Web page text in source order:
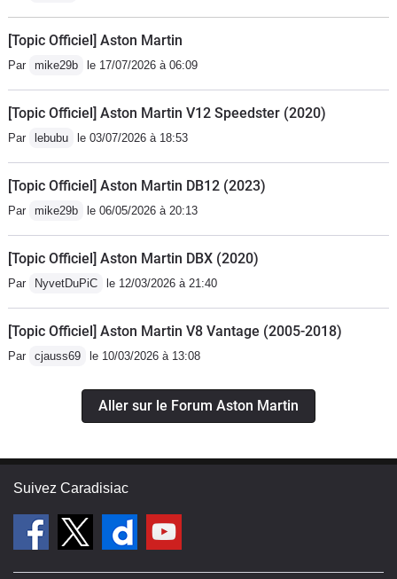
[Topic Officiel] Aston Martin
Par mike29b le 17/07/2026 à 06:09
[Topic Officiel] Aston Martin V12 Speedster (2020)
Par lebubu le 03/07/2026 à 18:53
[Topic Officiel] Aston Martin DB12 (2023)
Par mike29b le 06/05/2026 à 20:13
[Topic Officiel] Aston Martin DBX (2020)
Par NyvetDuPiC le 12/03/2026 à 21:40
[Topic Officiel] Aston Martin V8 Vantage (2005-2018)
Par cjauss69 le 10/03/2026 à 13:08
Aller sur le Forum Aston Martin
Suivez Caradisiac